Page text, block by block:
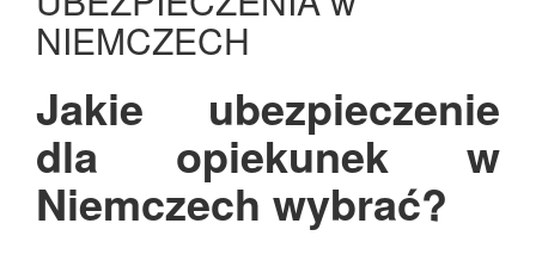
NIEMCZECH
Jakie ubezpieczenie
dla opiekunek w
Niemczech wybrać?